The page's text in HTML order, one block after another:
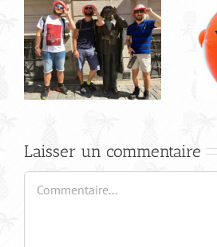
Laisser un commentaire
Commentaire